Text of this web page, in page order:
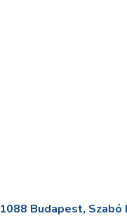
1088 Budapest, Szabó